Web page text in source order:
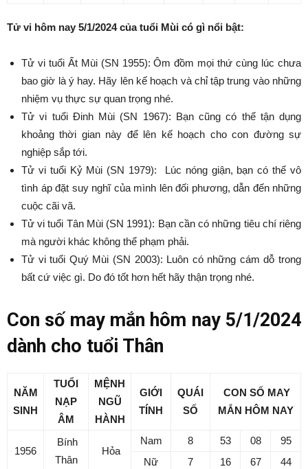
Tử vi hôm nay 5/1/2024 của tuổi Mùi có gì nổi bật:
Tử vi tuổi Ất Mùi (SN 1955): Ôm đồm mọi thứ cùng lúc chưa
bao giờ là ý hay. Hãy lên kế hoạch và chỉ tập trung vào những
nhiệm vụ thực sự quan trọng nhé.
Tử vi tuổi Đinh Mùi (SN 1967): Bạn cũng có thể tận dụng
khoảng thời gian này để lên kế hoạch cho con đường sự
nghiệp sắp tới.
Tử vi tuổi Kỷ Mùi (SN 1979): Lúc nóng giận, bạn có thể vô
tình áp đặt suy nghĩ của mình lên đối phương, dẫn đến những
cuộc cãi vã.
Tử vi tuổi Tân Mùi (SN 1991): Bạn cần có những tiêu chí riêng
mà người khác không thể phạm phải.
Tử vi tuổi Quý Mùi (SN 2003): Luôn có những cám dỗ trong
bất cứ việc gì. Do đó tốt hơn hết hãy thận trọng nhé.
Con số may mắn hôm nay 5/1/2024
dành cho tuổi Thân
NĂM
SINH
TUỔI
NẠP
ÂM
MỆNH
NGŨ
HÀNH
GIỚI
TÍNH
QUÁI
SỐ
CON SỐ MAY
MẮN HÔM NAY
1956
Bính
Thân
Hỏa
Nam 8 53 08
95
Nữ
7 16 67 44